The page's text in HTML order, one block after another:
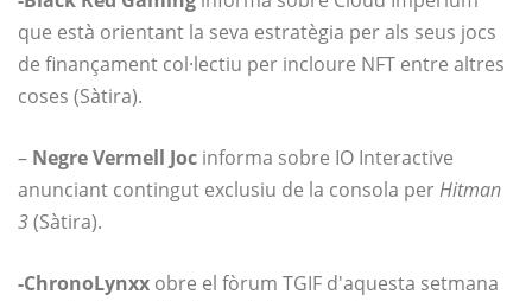
que està orientant la seva estratègia per als seus jocs
de finançament col·lectiu per incloure NFT entre altres
coses (Sàtira).
– Negre Vermell Joc informa sobre IO Interactive
anunciant contingut exclusiu de la consola perHitman
3(Sàtira).
-ChronoLynxx obre el fòrum TGIF d'aquesta setmana